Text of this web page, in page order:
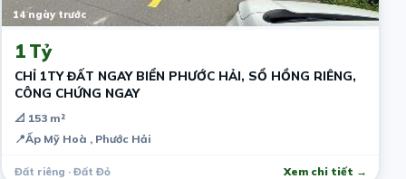
14 ngày trước
1 Tỷ
CHỈ 1TY ĐẤT NGAY BIỂN PHƯỚC HẢI, SỔ HỒNG RIÊNG,
CÔNG CHỨNG NGAY
📐 153 m²
📍Ấp Mỹ Hoà , Phước Hải
Đất riêng · Đất Đỏ Xem chi tiết →